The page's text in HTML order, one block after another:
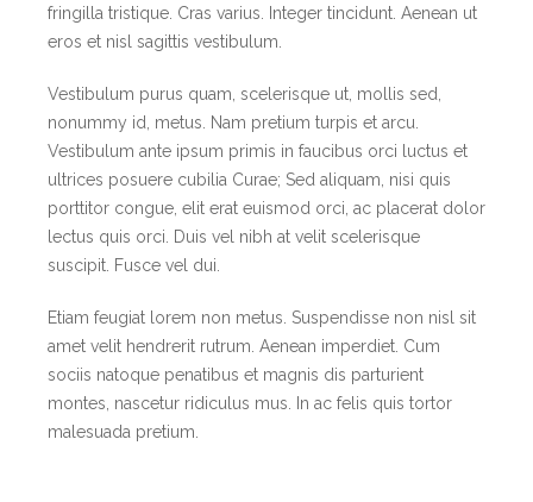
fringilla tristique. Cras varius. Integer tincidunt. Aenean ut
eros et nisl sagittis vestibulum.
Vestibulum purus quam, scelerisque ut, mollis sed,
nonummy id, metus. Nam pretium turpis et arcu.
Vestibulum ante ipsum primis in faucibus orci luctus et
ultrices posuere cubilia Curae; Sed aliquam, nisi quis
porttitor congue, elit erat euismod orci, ac placerat dolor
lectus quis orci. Duis vel nibh at velit scelerisque
suscipit. Fusce vel dui.
Etiam feugiat lorem non metus. Suspendisse non nisl sit
amet velit hendrerit rutrum. Aenean imperdiet. Cum
sociis natoque penatibus et magnis dis parturient
montes, nascetur ridiculus mus. In ac felis quis tortor
malesuada pretium.